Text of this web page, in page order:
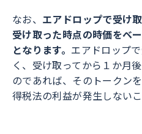
なお、 エアドロップで受け
受け取った時点の時価をベ
となります。 エアドロップ
く、受け取ってから１か月
のであれば、そのトークン
得税法の利益が発生しないこ